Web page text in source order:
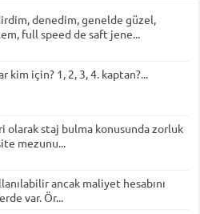
denedim, genelde güzel,
full speed de saft jene...
kim için? 1, 2, 3, 4. kaptan?...
olarak staj bulma konusunda zorluk
mezunu...
ancak maliyet hesabını
var. Ör...